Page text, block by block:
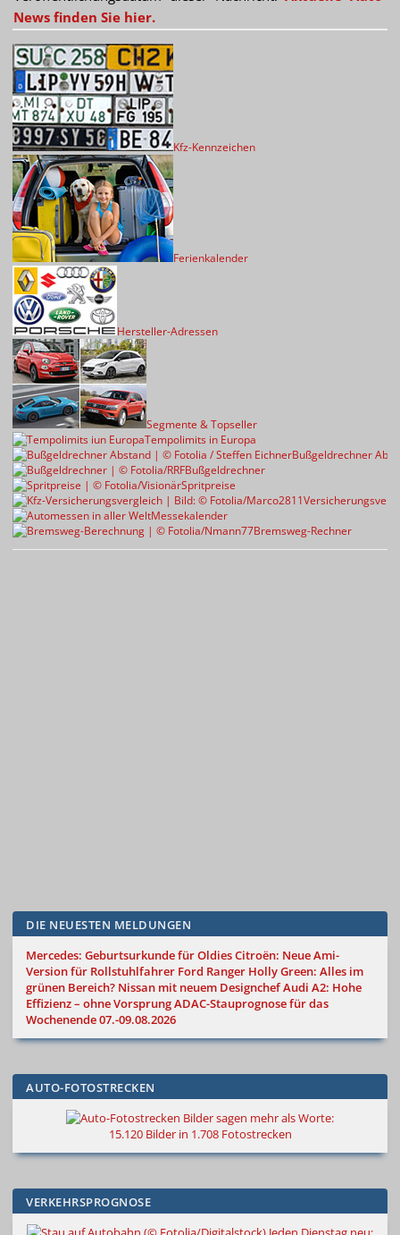
News finden Sie hier.
Kfz-Kennzeichen
Ferienkalender
Hersteller-Adressen
Segmente & Topseller
Tempolimits in Europa
Bußgeldrechner
Bußgeldrechner
Spritpreise
Messekalender
Bremsweg-Rechner
DIE NEUESTEN MELDUNGEN
Mercedes: Geburtsurkunde für OldiesCitroën: Neue Ami-
Version für Rollstuhlfahrer Ford Ranger Holly Green: Alles im
grünen Bereich? Nissan mit neuem DesignchefAudi A2: Hohe
Effizienz – ohne VorsprungADAC-Stauprognose für das
Wochenende 07.-09.08.2026
AUTO-FOTOSTRECKEN
Bilder sagen mehr als Worte:
15.120 Bilder in 1.708 Fotostrecken
VERKEHRSPROGNOSE